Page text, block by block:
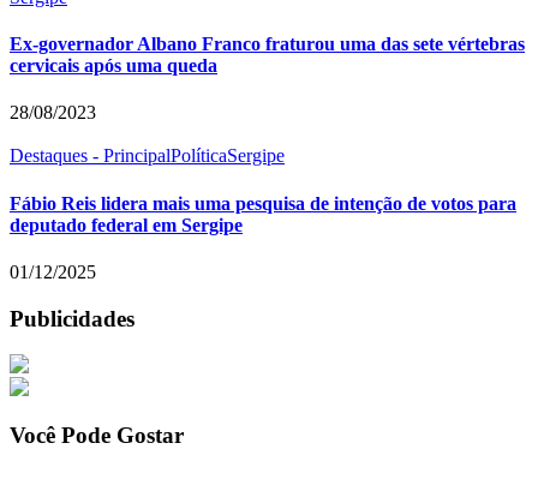
Ex-governador Albano Franco fraturou uma das sete vértebras
cervicais após uma queda
28/08/2023
Destaques - PrincipalPolíticaSergipe
Fábio Reis lidera mais uma pesquisa de intenção de votos para
deputado federal em Sergipe
01/12/2025
Publicidades
Você Pode Gostar